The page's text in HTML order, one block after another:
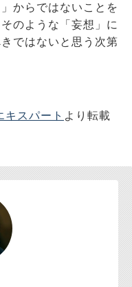
からではないことを
のような「妄想」に
ではないと思う次第
キスパート より転載